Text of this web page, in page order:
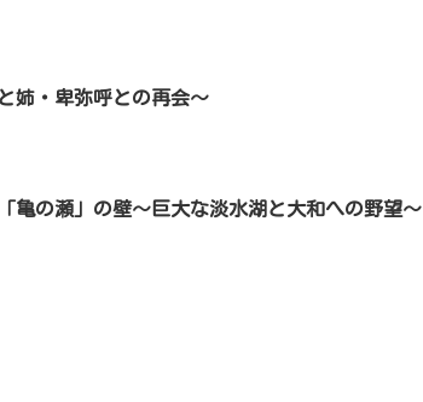
姉・卑弥呼との再会～
亀の瀬」の壁～巨大な淡水湖と大和への野望～